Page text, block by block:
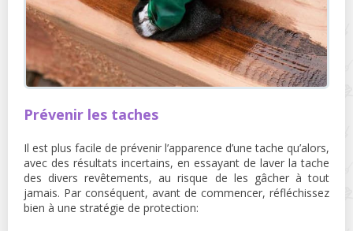
Prévenir les taches
Il est plus facile de prévenir l’apparence d’une tache qu’alors,
avec des résultats incertains, en essayant de laver la tache
des divers revêtements, au risque de les gâcher à tout
jamais. Par conséquent, avant de commencer, réfléchissez
bien à une stratégie de protection: